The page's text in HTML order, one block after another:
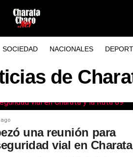
SOCIEDAD NACIONALES
de
una reunión para
vial en Charata